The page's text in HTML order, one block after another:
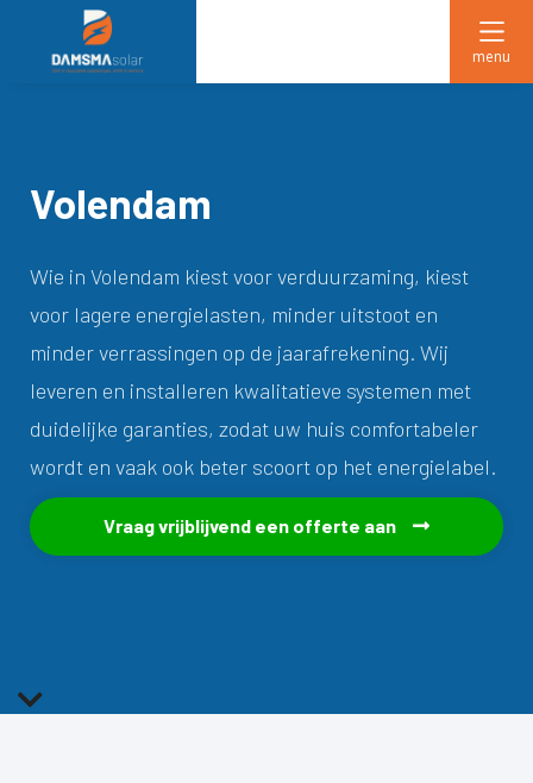
menu
Volendam
Wie in Volendam kiest voor verduurzaming, kiest
voor lagere energielasten, minder uitstoot en
minder verrassingen op de jaarafrekening. Wij
leveren en installeren kwalitatieve systemen met
duidelijke garanties, zodat uw huis comfortabeler
wordt en vaak ook beter scoort op het energielabel.
Vraag vrijblijvend een offerte aan 
